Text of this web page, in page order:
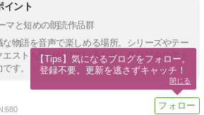
イント
マと短めの朗読作品群
物語を音声で楽しめる場所。シリーズやテー
ストも受け付けているため、自分好みのスト
す。
680
【Tips】気になるブログをフォロー。
登録不要。更新を逃さずキャッチ！
閉じる